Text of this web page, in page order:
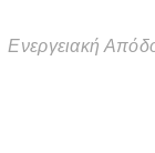
Ενεργειακή